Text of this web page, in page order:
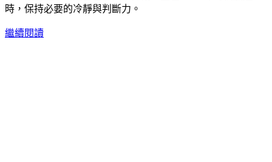
時，保持必要的冷靜與判斷力。
繼續閱讀